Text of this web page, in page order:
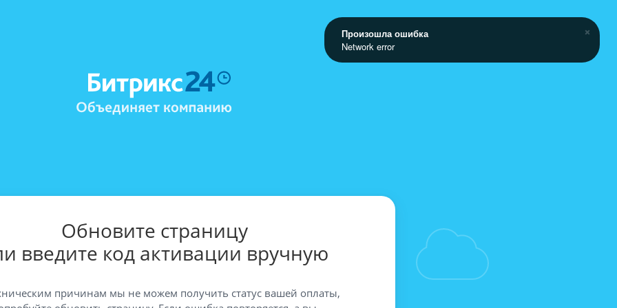
Обновите страницу
введите код активации вручную
причинам мы не можем получить статус вашей оплаты,
Произошла ошибка
Network error